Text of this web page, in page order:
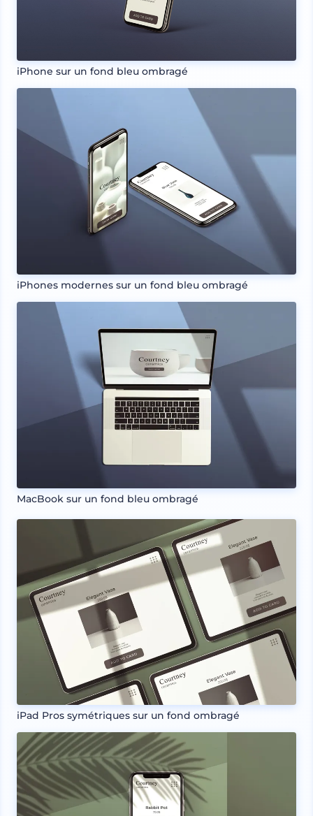
iPhone sur un fond bleu ombragé
iPhones modernes sur un fond bleu ombragé
MacBook sur un fond bleu ombragé
iPad Pros symétriques sur un fond ombragé